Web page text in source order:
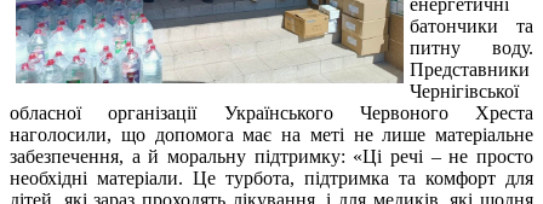
батончики та
питну воду.
Представники
Чернігівської
обласної організації Українського Червоного Хреста
наголосили, що допомога має на меті не лише матеріальне
забезпечення, а й моральну підтримку: «Ці речі – не просто
необхідні матеріали. Це турбота, підтримка та комфорт для
дітей, які зараз проходять лікування, і для медиків, які щодня